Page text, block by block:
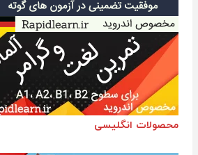
محصولات انگلیسی